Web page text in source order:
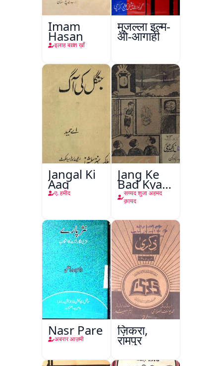
Imam
Hasan
इलाह बख़्श ख़ाँ
मुजल्ला इल्म-
ओ-आगाही
Jangal Ki
Aag
ए. हमीद
Jang Ke
Bad Kya
Hoga
सय्यद शुजा अहमद
क़ायद
Nasr Pare
अबरार आज़मी
ज़िकरा,
रामपुर